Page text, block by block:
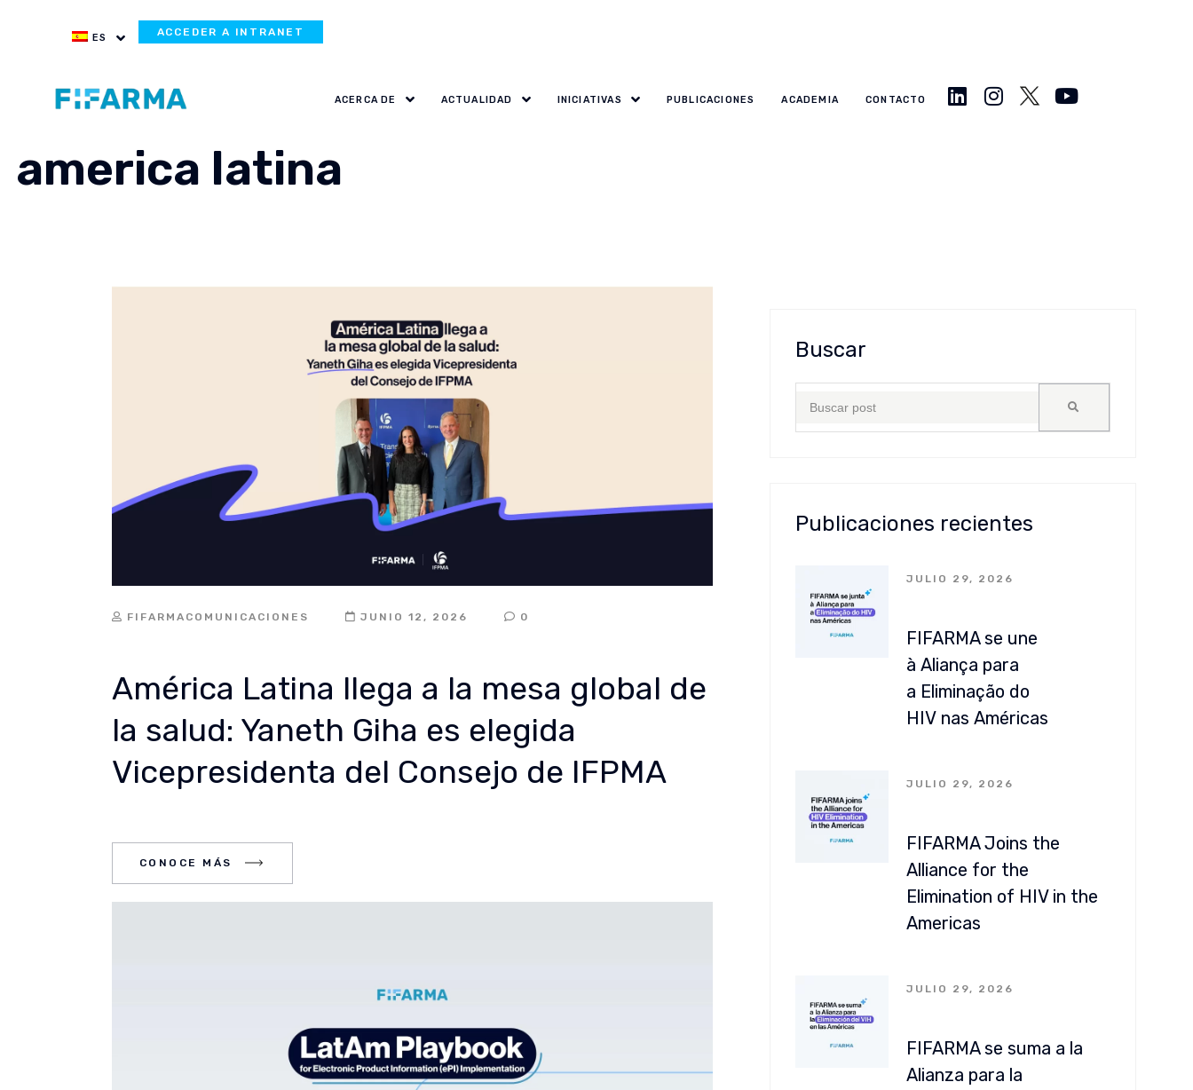
ES ACCEDER A INTRANET
ACERCA DE ACTUALIDAD INICIATIVAS PUBLICACIONES ACADEMIA CONTACTO
america latina
FIFARMACOMUNICACIONES JUNIO 12, 2026 0
América Latina llega a la mesa global de
la salud: Yaneth Giha es elegida
Vicepresidenta del Consejo de IFPMA
CONOCE MÁS
Buscar
Publicaciones recientes
JULIO 29, 2026
FIFARMA se une
à Aliança para
a Eliminação do
HIV nas Américas
JULIO 29, 2026
FIFARMA Joins the
Alliance for the
Elimination of HIV in the
Americas
JULIO 29, 2026
FIFARMA se suma a la
Alianza para la